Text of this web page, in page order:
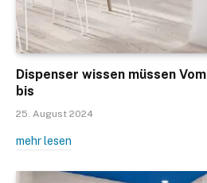
Dispenser wissen müssen
bis
25. August 2024
mehr lesen